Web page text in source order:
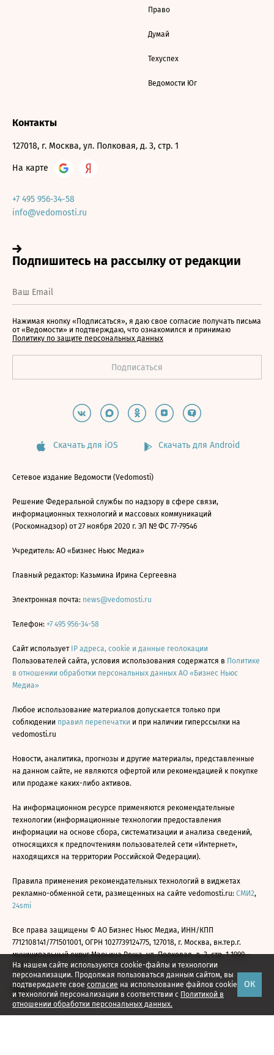
На нашем сайте используются cookie-файлы и технологии
персонализации. Продолжая пользоваться данным сайтом, вы
подтверждаете свое согласие на использование файлов cookie
и технологий персонализации в соответствии с Политикой в
отношении обработки персональных данных.
ОК
Право
Думай
Техуспех
Ведомости Юг
Контакты
127018, г. Москва, ул. Полковая, д. 3, стр. 1
На карте
+7 495 956-34-58
info@vedomosti.ru
Нажимая кнопку «Подписаться», я даю свое согласие получать письма
от «Ведомости» и подтверждаю, что ознакомился и принимаю
Политику по защите персональных данных
Скачать для iOS Скачать для Android
Сетевое издание Ведомости (Vedomosti)
Решение Федеральной службы по надзору в сфере связи,
информационных технологий и массовых коммуникаций
(Роскомнадзор) от 27 ноября 2020 г. ЭЛ № ФС 77-79546
Учредитель: АО «Бизнес Ньюс Медиа»
Главный редактор: Казьмина Ирина Сергеевна
Электронная почта: news@vedomosti.ru
Телефон: +7 495 956-34-58
Сайт использует IP адреса, cookie и данные геолокации
Пользователей сайта, условия использования содержатся в Политике
в отношении обработки персональных данных АО «Бизнес Ньюс
Медиа»
Любое использование материалов допускается только при
соблюдении правил перепечатки и при наличии гиперссылки на
vedomosti.ru
Новости, аналитика, прогнозы и другие материалы, представленные
на данном сайте, не являются офертой или рекомендацией к покупке
или продаже каких-либо активов.
На информационном ресурсе применяются рекомендательные
технологии (информационные технологии предоставления
информации на основе сбора, систематизации и анализа сведений,
относящихся к предпочтениям пользователей сети «Интернет»,
находящихся на территории Российской Федерации).
Правила применения рекомендательных технологий в виджетах
рекламно-обменной сети, размещенных на сайте vedomosti.ru: СМИ2,
24smi
Все права защищены © АО Бизнес Ньюс Медиа, ИНН/КПП
7712108141/771501001, ОГРН 1027739124775, 127018, г. Москва, вн.тер.г.
муниципальный округ Марьина Роща, ул. Полковая, д. 3, стр. 1 1999—
2026